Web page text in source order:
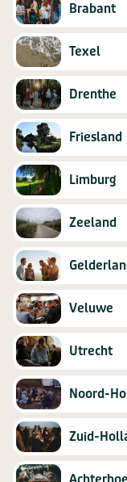
Brabant
Texel
Drenthe
Friesland
Limburg
Zeeland
Veluwe
Utrecht
Noord-
Zuid-